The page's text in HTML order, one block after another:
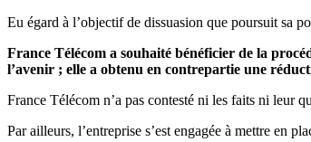
Eu égard à l’objectif de dissuasion que poursuit sa
France Télécom a souhaité bénéficier de la
l’avenir ; elle a obtenu en contrepartie une
France Télécom n’a pas contesté ni les faits ni leur
Par ailleurs, l’entreprise s’est engagée à mettre en